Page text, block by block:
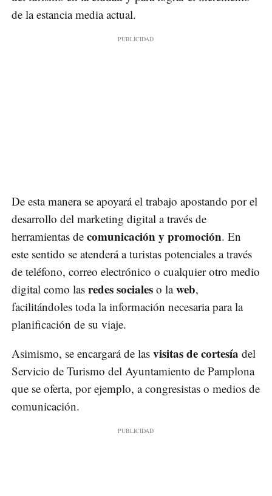
de la estancia media actual.
De esta manera se apoyará el trabajo apostando por el
desarrollo del marketing digital a través de
herramientas de comunicación y promoción. En
este sentido se atenderá a turistas potenciales a través
de teléfono, correo electrónico o cualquier otro medio
digital como las redes sociales o laweb,
facilitándoles toda la información necesaria para la
planificación de su viaje.
Asimismo, se encargará de las visitas de cortesía del
Servicio de Turismo del Ayuntamiento de Pamplona
que se oferta, por ejemplo, a congresistas o medios de
comunicación.